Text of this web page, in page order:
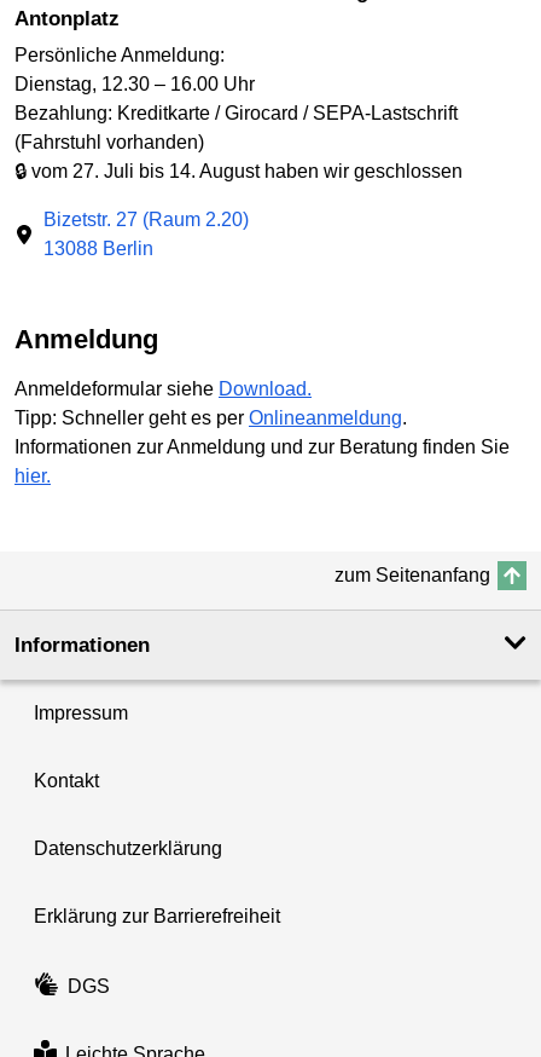
Antonplatz
Persönliche Anmeldung:
Dienstag, 12.30 – 16.00 Uhr
Bezahlung: Kreditkarte / Girocard / SEPA-Lastschrift
(Fahrstuhl vorhanden)
🔒 vom 27. Juli bis 14. August haben wir geschlossen
Bizetstr. 27 (Raum 2.20)
13088 Berlin
Anmeldung
Anmeldeformular siehe Download.
Tipp: Schneller geht es per Onlineanmeldung.
Informationen zur Anmeldung und zur Beratung finden Sie
hier.
zum Seitenanfang
Informationen
Impressum
Kontakt
Datenschutzerklärung
Erklärung zur Barrierefreiheit
DGS